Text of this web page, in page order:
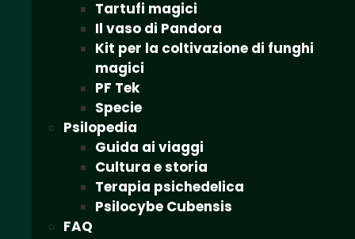
Tartufi magici
Il vaso di Pandora
Kit per la coltivazione di funghi
magici
PF Tek
Specie
Psilopedia
Guida ai viaggi
Cultura e storia
Terapia psichedelica
Psilocybe Cubensis
FAQ